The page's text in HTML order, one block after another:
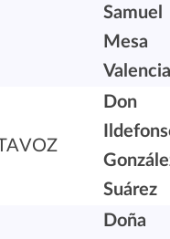
Samuel
Mesa
Valencia
Don
Suárez
Doña